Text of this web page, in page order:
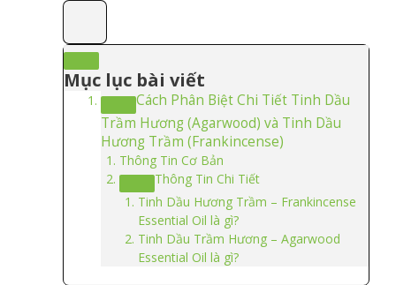
Mục lục bài viết
Cách Phân Biệt Chi Tiết Tinh Dầu
Trầm Hương (Agarwood) và Tinh Dầu
Hương Trầm (Frankincense)
Thông Tin Cơ Bản
Thông Tin Chi Tiết
Tinh Dầu Hương Trầm – Frankincense
Essential Oil là gì?
Tinh Dầu Trầm Hương – Agarwood
Essential Oil là gì?